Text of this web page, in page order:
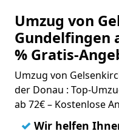
Umzug von
Gundelfingen
% Gratis-
Umzug von
der Donau : Top-
ab 72€ – Kostenlose
✓ Wir helfen